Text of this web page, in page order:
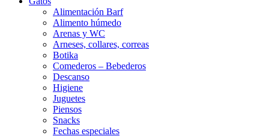
Alimentación Barf
Alimento húmedo
Arenas y WC
Arneses, collares, correas
Botika
Comederos – Bebederos
Descanso
Higiene
Juguetes
Piensos
Snacks
Fechas especiales